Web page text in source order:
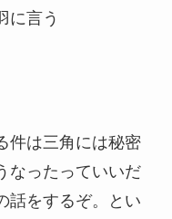
に言う
件は三角には秘密
なったっていいだ
話をするぞ。とい